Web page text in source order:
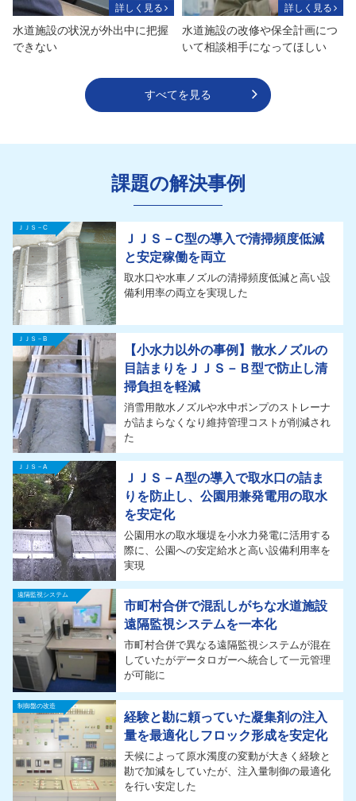
詳しく見る
水道施設の状況が外出中に把握
できない
詳しく見る
水道施設の改修や保全計画につ
いて相談相手になってほしい
すべてを見る
課題の解決事例
ＪＪＳ－C
ＪＪＳ－C型の導入で清掃頻度低減
と安定稼働を両立
取水口や水車ノズルの清掃頻度低減と高い設
備利用率の両立を実現した
ＪＪＳ－B
【小水力以外の事例】散水ノズルの
目詰まりをＪＪＳ－Ｂ型で防止し清
掃負担を軽減
消雪用散水ノズルや水中ポンプのストレーナ
が詰まらなくなり維持管理コストが削減され
た
ＪＪＳ－A
ＪＪＳ－A型の導入で取水口の詰ま
りを防止し、公園用兼発電用の取水
を安定化
公園用水の取水堰堤を小水力発電に活用する
際に、公園への安定給水と高い設備利用率を
実現
遠隔監視システム
市町村合併で混乱しがちな水道施設
遠隔監視システムを一本化
市町村合併で異なる遠隔監視システムが混在
していたがデータロガーへ統合して一元管理
が可能に
制御盤の改造
経験と勘に頼っていた凝集剤の注入
量を最適化しフロック形成を安定化
天候によって原水濁度の変動が大きく経験と
勘で加減をしていたが、注入量制御の最適化
を行い安定した